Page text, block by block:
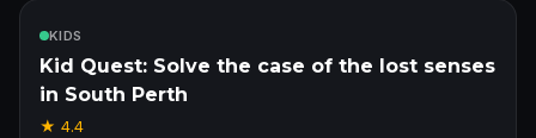
KIDS
Kid Quest: Solve the case of the lost senses
in South Perth
★ 4.4